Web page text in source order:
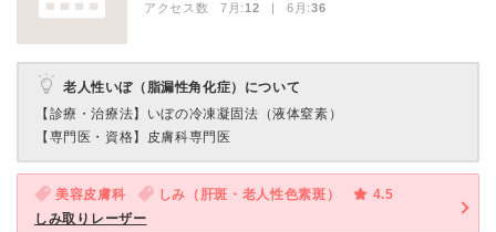
アクセス数 7月:12 | 6月:36
老人性いぼ（脂漏性角化症）について
【診療・治療法】 いぼの冷凍凝固法（液体窒素）
【専門医・資格】 皮膚科専門医
美容皮膚科 しみ（肝斑・老人性色素斑）
4.5
しみ取りレーザー